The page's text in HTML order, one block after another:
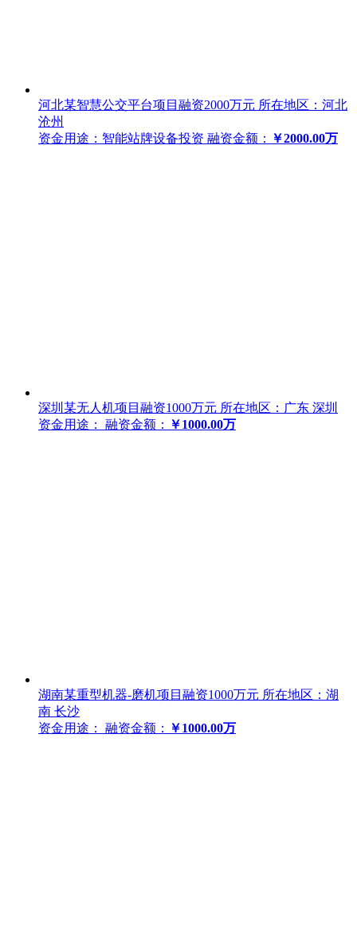
河北某智慧公交平台项目融资2000万元 所在地区：河北
沧州
资金用途：智能站牌设备投资 融资金额： ￥2000.00万
深圳某无人机项目融资1000万元 所在地区：广东 深圳
资金用途：
融资金额： ￥1000.00万
湖南某重型机器-磨机项目融资1000万元 所在地区：湖
南 长沙
资金用途：
融资金额： ￥1000.00万